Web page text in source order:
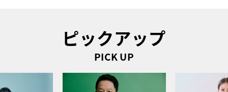
ピックアップ
PICK UP